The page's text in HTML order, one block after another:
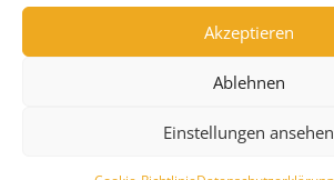
Akzeptieren
Ablehnen
Einstellungen ansehen